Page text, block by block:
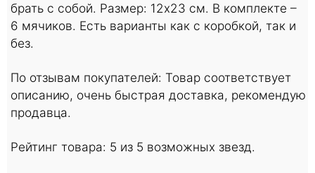
брать с собой. Размер: 12х23 см. В комплекте –
6 мячиков. Есть варианты как с коробкой, так и
без.
По отзывам покупателей: Товар соответствует
описанию, очень быстрая доставка, рекомендую
продавца.
Рейтинг товара: 5 из 5 возможных звезд.